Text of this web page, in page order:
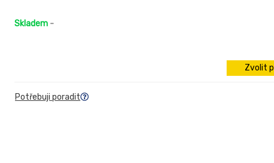
Skladem -
Zvolit
Potřebuji poradit